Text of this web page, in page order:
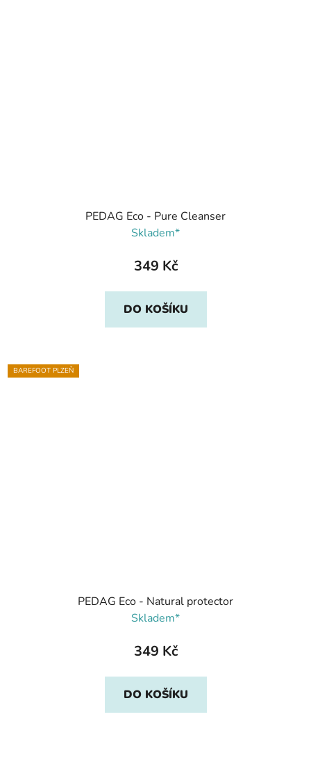
PEDAG Eco - Pure Cleanser
Skladem*
349 Kč
DO KOŠÍKU
BAREFOOT PLZEŇ
PEDAG Eco - Natural protector
Skladem*
349 Kč
DO KOŠÍKU